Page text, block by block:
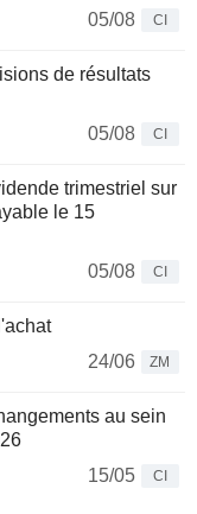
05/08
CI
de résultats
05/08
CI
trimestriel sur
le 15
05/08
CI
24/06
ZM
au sein
15/05
CI